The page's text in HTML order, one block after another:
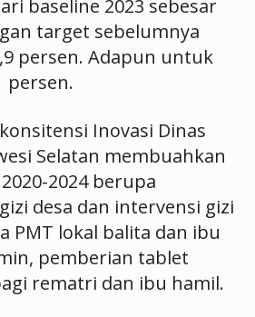
baseline 2023 sebesar
target sebelumnya
persen. Adapun untuk
persen.
Inovasi Dinas
Selatan membuahkan
2024 berupa
desa dan intervensi gizi
PMT lokal balita dan ibu
pemberian tablet
rematri dan ibu hamil.